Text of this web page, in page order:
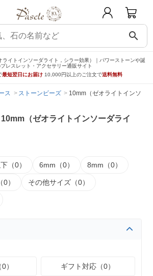
search
ライトインソーダライト，シラー効果）｜パワーストーンや誕
レスレット・アクセサリー通販サイト
最短翌日にお届け 10,000円以上のご注文で送料無料
ス ストーンビーズ 10mm（ゼオライトインソー
（ゼオライトインソーダライ
（0） 6mm（0） 8mm（0）
） その他サイズ（0）
）
ギフト対応（0）